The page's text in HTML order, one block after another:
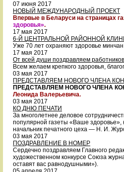
07 июня 2017
НОВЫЙ МЕЖДУНАРОДНЫЙ ПРОЕКТ
Впервые в Беларуси на страницах
здоровья».
17 мая 2017
6-Й ЦЕНТРАЛЬНОЙ РАЙОННОЙ
Уже 70 лет охраняют здоровье
17 мая 2017
От всей души поздравляем
Всем желаем крепкого здоровья,
03 мая 2017
ПРЕДСТАВЛЯЕМ НОВОГО ЧЛЕНА
ПРЕДСТАВЛЯЕМ НОВОГО ЧЛЕНА
Леонида Валерьевича.
03 мая 2017
КО ДНЮ ПЕЧАТИ
За многолетнее деловое
популярной газеты «Ваше
начальник печатного цеха — Н. И.
03 мая 2017
ПОЗДРАВЛЕНИЕ В НОМЕР
Сердечно поздравляем Главного
художественном конкурсе Союза
оставят вас равнодушными»).